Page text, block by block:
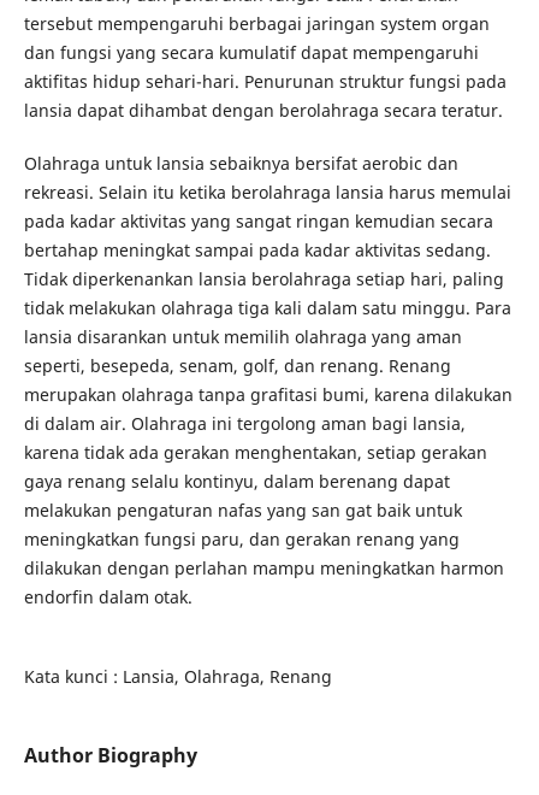
tersebut mempengaruhi berbagai jaringan system organ
dan fungsi yang secara kumulatif dapat mempengaruhi
aktifitas hidup sehari-hari. Penurunan struktur fungsi pada
lansia dapat dihambat dengan berolahraga secara teratur.
Olahraga untuk lansia sebaiknya bersifat aerobic dan
rekreasi. Selain itu ketika berolahraga lansia harus memulai
pada kadar aktivitas yang sangat ringan kemudian secara
bertahap meningkat sampai pada kadar aktivitas sedang.
Tidak diperkenankan lansia berolahraga setiap hari, paling
tidak melakukan olahraga tiga kali dalam satu minggu. Para
lansia disarankan untuk memilih olahraga yang aman
seperti, besepeda, senam, golf, dan renang. Renang
merupakan olahraga tanpa grafitasi bumi, karena dilakukan
di dalam air. Olahraga ini tergolong aman bagi lansia,
karena tidak ada gerakan menghentakan, setiap gerakan
gaya renang selalu kontinyu, dalam berenang dapat
melakukan pengaturan nafas yang san gat baik untuk
meningkatkan fungsi paru, dan gerakan renang yang
dilakukan dengan perlahan mampu meningkatkan harmon
endorfin dalam otak.
Kata kunci : Lansia, Olahraga, Renang
Author Biography